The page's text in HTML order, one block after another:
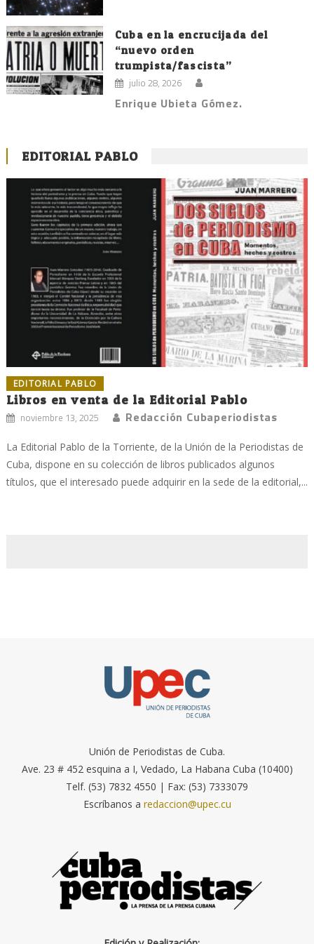
Cuba en la encrucijada del
“nuevo orden
trumpista/fascista”
julio 28, 2026
Enrique Ubieta Gómez.
EDITORIAL PABLO
EDITORIAL PABLO
Libros en venta de la Editorial Pablo
noviembre 13, 2025 Redacción Cubaperiodistas
La Editorial Pablo de la Torriente, de la Unión de la Periodistas de
Cuba, dispone en su colección de libros publicados algunos
títulos, que el interesado puede adquirir en la sede de la editorial,...
Unión de Periodistas de Cuba.
Ave. 23 # 452 esquina a I, Vedado, La Habana Cuba (10400)
Telf. (53) 7832 4550 | Fax: (53) 7333079
Escríbanos a redaccion@upec.cu